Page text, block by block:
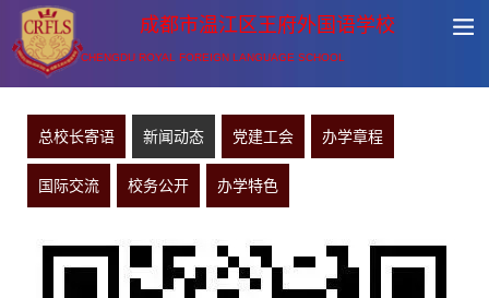
成都市温江区王府外国语学校
CHENGDU ROYAL FOREIGN LANGUAGE SCHOOL
总校长寄语 新闻动态 党建工会 办学章程
国际交流 校务公开 办学特色